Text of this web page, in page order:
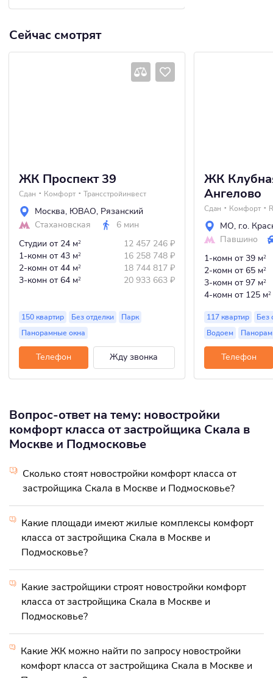
Сейчас смотрят
ЖК Проспект 39
Сдан Комфорт Трансстройинвест
Москва, ЮВАО, Рязанский
Стахановская
6 мин
Студии от 24 м2 12 457 246 ₽
1-комн от 43 м2 16 258 748 ₽
2-комн от 44 м2 18 744 817 ₽
3-комн от 64 м2 20 933 663 ₽
150 квартир Без отделки
Парк
Панорамные окна
Телефон Жду звонка
ЖК
Ангелово
Сдан Комфорт
МО, г.о.
Павшино
1-комн от 39 м2
2-комн от 65 м2
3-комн от 97 м2
4-комн от 125 м2
117 квартир
Без
Водоем
Телефон
Вопрос-ответ на тему: новостройки
комфорт класса от застройщика Скала в
Москве и Подмосковье
Сколько стоят новостройки комфорт класса от
застройщика Скала в Москве и Подмосковье?
Какие площади имеют жилые комплексы комфорт
класса от застройщика Скала в Москве и
Подмосковье?
Какие застройщики строят новостройки комфорт
класса от застройщика Скала в Москве и
Подмосковье?
Какие ЖК можно найти по запросу новостройки
комфорт класса от застройщика Скала в Москве и